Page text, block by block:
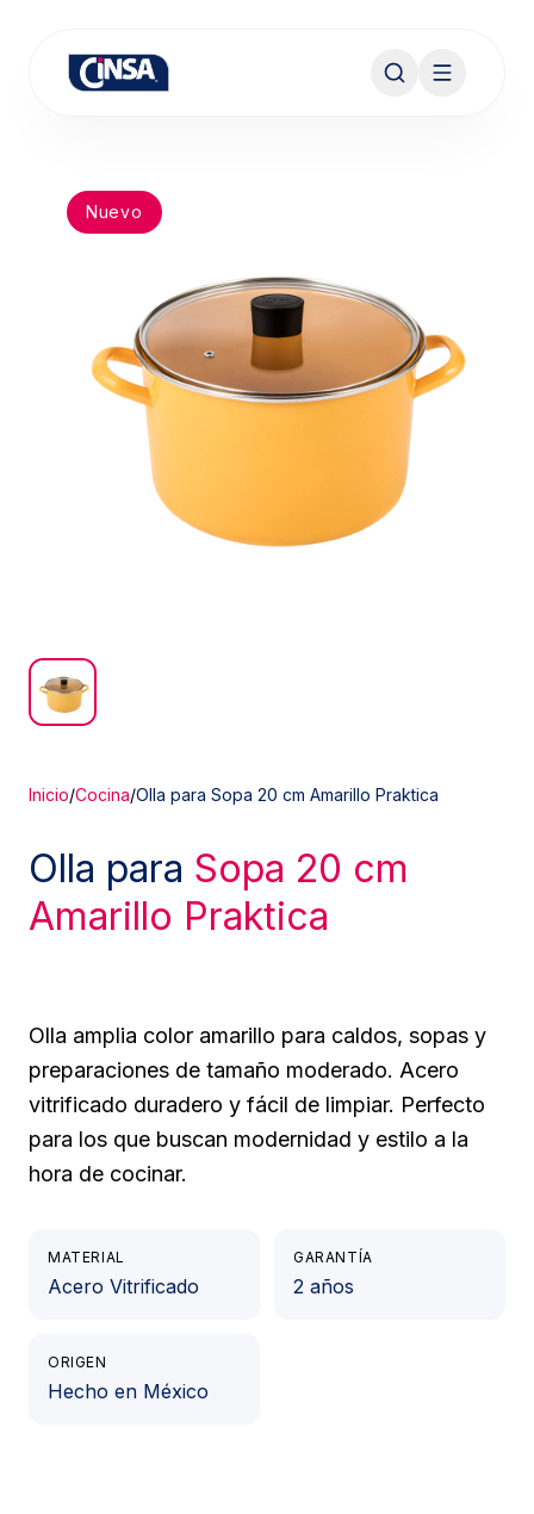
Nuevo
Inicio/Cocina/Olla para Sopa 20 cm Amarillo Praktica
Olla para Sopa 20 cm
Amarillo Praktica
Olla amplia color amarillo para caldos, sopas y
preparaciones de tamaño moderado. Acero
vitrificado duradero y fácil de limpiar. Perfecto
para los que buscan modernidad y estilo a la
hora de cocinar.
MATERIAL
Acero Vitrificado
GARANTÍA
2 años
ORIGEN
Hecho en México